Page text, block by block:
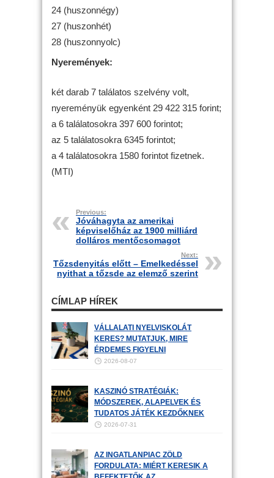
24 (huszonnégy)
27 (huszonhét)
28 (huszonnyolc)
Nyeremények:
két darab 7 találatos szelvény volt,
nyereményük egyenként 29 422 315 forint;
a 6 találatosokra 397 600 forintot;
az 5 találatosokra 6345 forintot;
a 4 találatosokra 1580 forintot fizetnek.
(MTI)
Previous:
Jóváhagyta az amerikai
képviselőház az 1900 milliárd
dolláros mentőcsomagot
Next:
Tőzsdenyitás előtt – Emelkedéssel
nyithat a tőzsde az elemző szerint
CÍMLAP HÍREK
VÁLLALATI NYELVISKOLÁT
KERES? MUTATJUK, MIRE
ÉRDEMES FIGYELNI
2026-08-07
KASZINÓ STRATÉGIÁK:
MÓDSZEREK, ALAPELVEK ÉS
TUDATOS JÁTÉK KEZDŐKNEK
2026-07-31
AZ INGATLANPIAC ZÖLD
FORDULATA: MIÉRT KERESIK A